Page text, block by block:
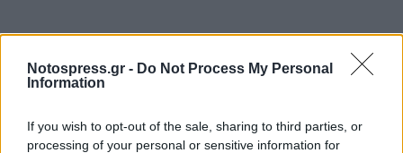
Notospress.gr - Do Not Process My Personal
Information
If you wish to opt-out of the sale, sharing to third parties, or
processing of your personal or sensitive information for